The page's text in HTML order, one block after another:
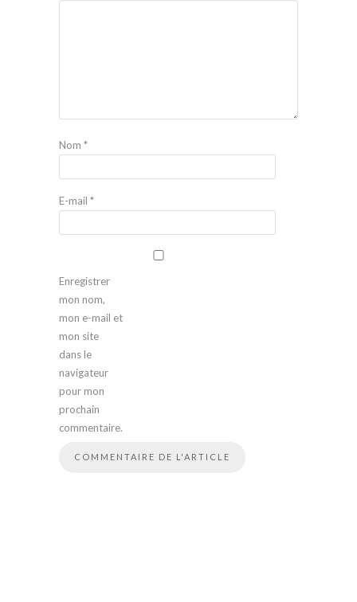
Nom *
E-mail *
Enregistrer
mon nom,
mon e-mail et
mon site
dans le
navigateur
pour mon
prochain
commentaire.